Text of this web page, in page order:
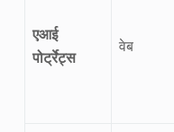
एआई
पोर्ट्रेट्स
वेब